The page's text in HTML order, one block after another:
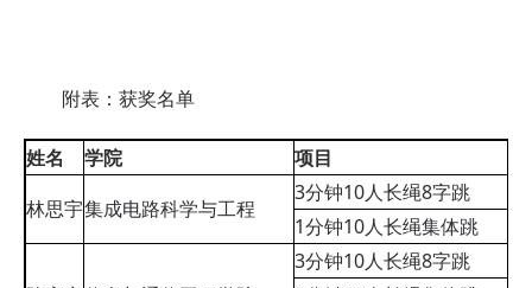
附表：获奖名单
姓名 学院
项目
林思宇集成电路科学与工程
3分钟10人长绳8字跳
1分钟10人长绳集体跳
3分钟10人长绳8字跳